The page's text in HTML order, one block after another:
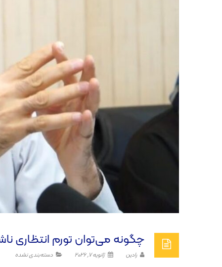
چگونه می‌توان تورم انتظاری
رادین ژانویه 7, 2026 دسته‌بندی نشده